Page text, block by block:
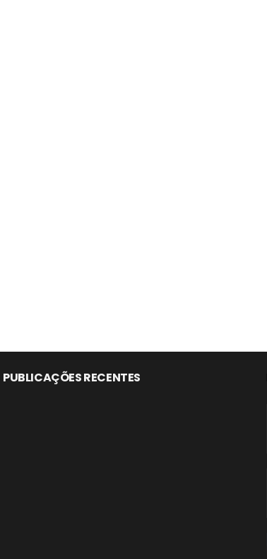
PUBLICAÇÕES RECENTES